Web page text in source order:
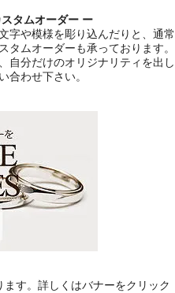
タムオーダー ー
字や模様を彫り込んだりと、通常
タムオーダーも承っております。
自分だけのオリジナリティを出し
合わせ下さい。
す。詳しくはバナーをクリック